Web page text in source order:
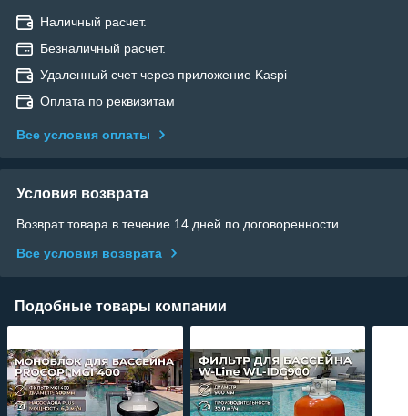
Наличный расчет.
Безналичный расчет.
Удаленный счет через приложение Kaspi
Оплата по реквизитам
Все условия оплаты
Условия возврата
Возврат товара в течение 14 дней по договоренности
Все условия возврата
Подобные товары компании